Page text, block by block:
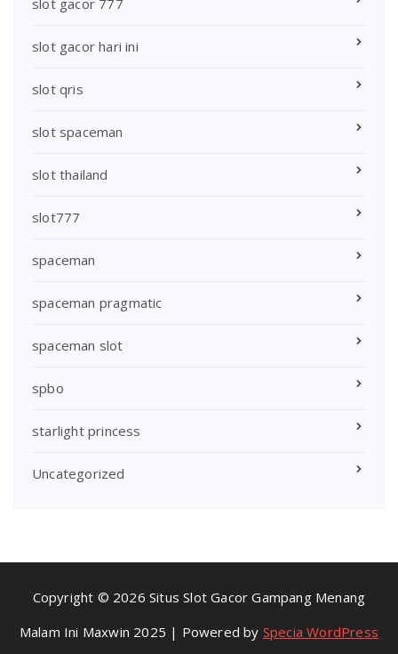
slot gacor hari ini
slot qris
slot spaceman
slot thailand
slot777
spaceman
spaceman pragmatic
spaceman slot
spbo
starlight princess
Uncategorized
Copyright © 2026 Situs Slot Gacor Gampang Menang
Malam Ini Maxwin 2025 | Powered by Specia WordPress